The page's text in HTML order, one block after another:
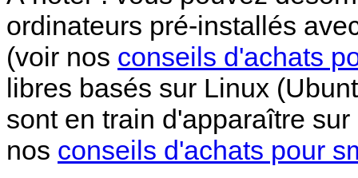
ordinateurs pré-installés
(voir nos conseils d'achats
libres basés sur Linux
sont en train d'apparaître
nos conseils d'achats pour